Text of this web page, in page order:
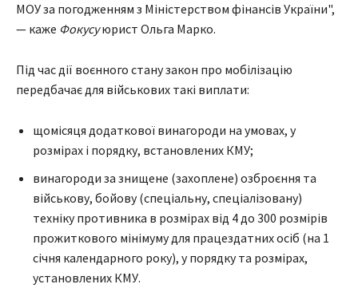
МОУ за погодженням з Міністерством фінансів України",
— каже Фокусуюрист Ольга Марко.
Під час дії воєнного стану закон про мобілізацію
передбачає для військових такі виплати:
щомісяця додаткової винагороди на умовах, у
розмірах і порядку, встановлених КМУ;
винагороди за знищене (захоплене) озброєння та
військову, бойову (спеціальну, спеціалізовану)
техніку противника в розмірах від 4 до 300 розмірів
прожиткового мінімуму для працездатних осіб (на 1
січня календарного року), у порядку та розмірах,
установлених КМУ.